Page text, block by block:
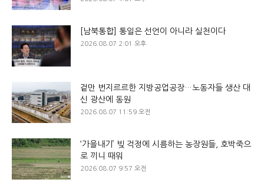
[남북통합] 통일은 선언이 아니라 실천이다
2026.08.07 2:01 오후
겉만 번지르르한 지방공업공장…노동자들 생산 대
신 광산에 동원
2026.08.07 11:59 오전
‘가을내기’ 빚 걱정에 시름하는 농장원들, 호박죽으
로 끼니 때워
2026.08.07 9:57 오전